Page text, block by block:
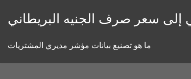
إلى سعر صرف الجنيه البريطاني
ما هو تصنيع بيانات مؤشر مديري المشتريات